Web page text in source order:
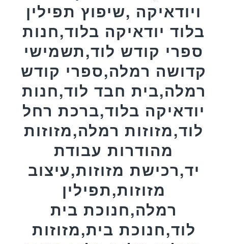
ויודאיקה ,שיפוץ תפילין
בלוד יודאיקה בלוד,חנות
ספרי קודש לוד,תשמישי
קדושה רמלה,ספרי קודש
רמלה,בית חבד לוד,חנות
יודאיקה בלוד,ברכת רחל
לוד,מזוזות רמלה,מזוזות
מהודרות עבודת
יד,רכישת מזוזות,עיצוב
מזוזות,תפילין
רמלה,חנוכת בית
לוד,חנוכת בית,מזוזות